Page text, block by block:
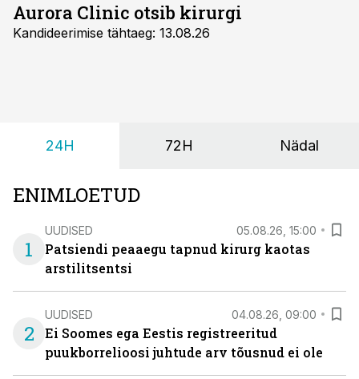
Aurora Clinic otsib kirurgi
Kandideerimise tähtaeg: 13.08.26
24H 72H Nädal
ENIMLOETUD
1
UUDISED 05.08.26, 15:00
Patsiendi peaaegu tapnud kirurg kaotas
arstilitsentsi
2
UUDISED 04.08.26, 09:00
Ei Soomes ega Eestis registreeritud
puukborrelioosi juhtude arv tõusnud ei ole